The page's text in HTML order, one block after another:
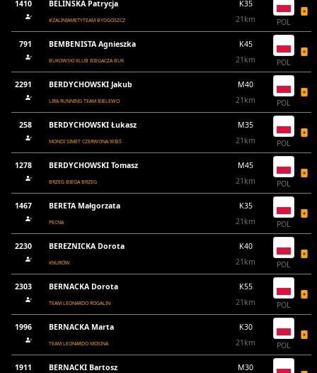
1410 BELIŃSKA Patrycja
#ZALINIAMETYTEAM BYDGOSZCZ
K35
21km
POL
791 BEMBENISTA Agnieszka
BUKOWSKI KLUB BIEGACZA BUK
K45
21km
POL
2291 BERDYCHOWSKI Jakub
LIRA RUNNING TEAM BIELEWO
M40
21km
POL
258 BERDYCHOWSKI Łukasz
MONDI SIMET CZERWONA WIEŚ
M35
21km
POL
1278 BERDYCHOWSKI Tomasz
BRZEG BIEGA BRZEG
M45
21km
POL
1467 BERETA Małgorzata
PECNA
K35
21km
POL
2230 BEREZNICKA Dorota
KNURÓW
K40
21km
POL
2303 BERNACKA Dorota
TEAM LEONARDO ROGALIN
K55
21km
POL
1996 BERNACKA Marta
TEAM LEONARDO MOSINA
K30
21km
POL
1911 BERNACKI Bartosz
M30